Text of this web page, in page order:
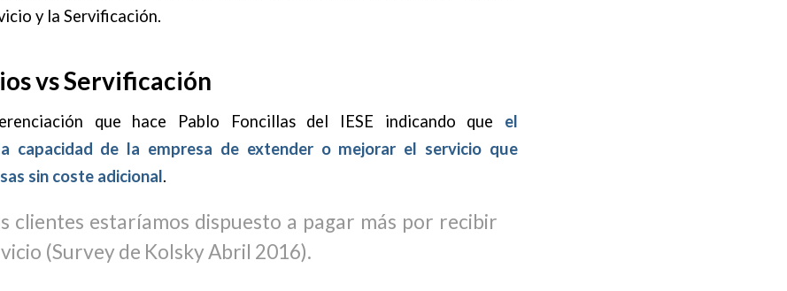
y la Servificación.
vs Servificación
que hace Pablo Foncillas del IESE indicando que el
capacidad de la empresa de extender o mejorar el servicio que
sin coste adicional.
clientes estaríamos dispuesto a pagar más por recibir
(Survey de Kolsky Abril 2016).